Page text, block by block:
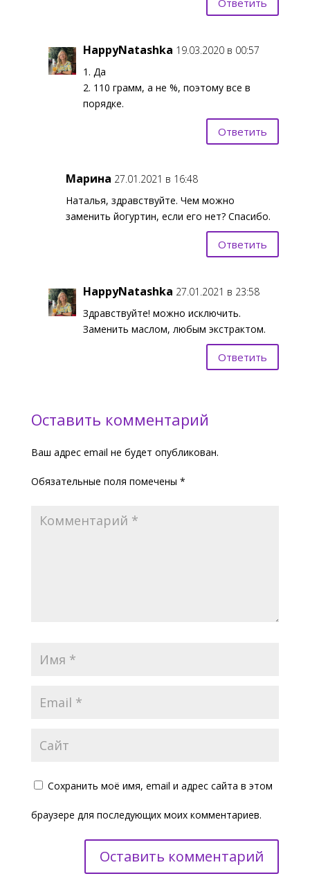
HappyNatashka 19.03.2020 в 00:57
1. Да
2. 110 грамм, а не %, поэтому все в
порядке.
Ответить
Марина 27.01.2021 в 16:48
Наталья, здравствуйте. Чем можно
заменить йогуртин, если его нет? Спасибо.
Ответить
HappyNatashka 27.01.2021 в 23:58
Здравствуйте! можно исключить.
Заменить маслом, любым экстрактом.
Ответить
Оставить комментарий
Ваш адрес email не будет опубликован.
Обязательные поля помечены *
Сохранить моё имя, email и адрес сайта в этом
браузере для последующих моих комментариев.